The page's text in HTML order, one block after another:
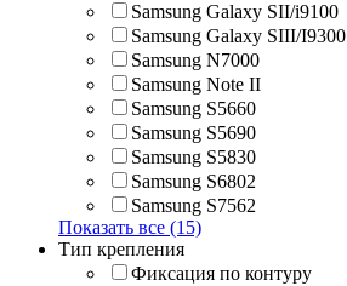
Samsung Galaxy SII/i9100
Samsung Galaxy SIII/I9300
Samsung N7000
Samsung Note II
Samsung S5660
Samsung S5690
Samsung S5830
Samsung S6802
Samsung S7562
Показать все (15)
Тип крепления
Фиксация по контуру